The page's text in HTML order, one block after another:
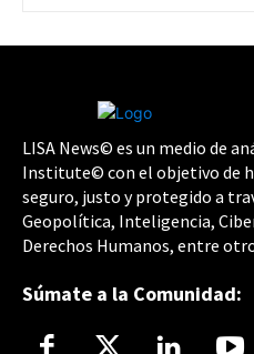
LISA News© es un medio de
Institute© con el objetivo de
seguro, justo y protegido a
Geopolítica, Inteligencia,
Derechos Humanos, entre
Súmate a la Comunidad: